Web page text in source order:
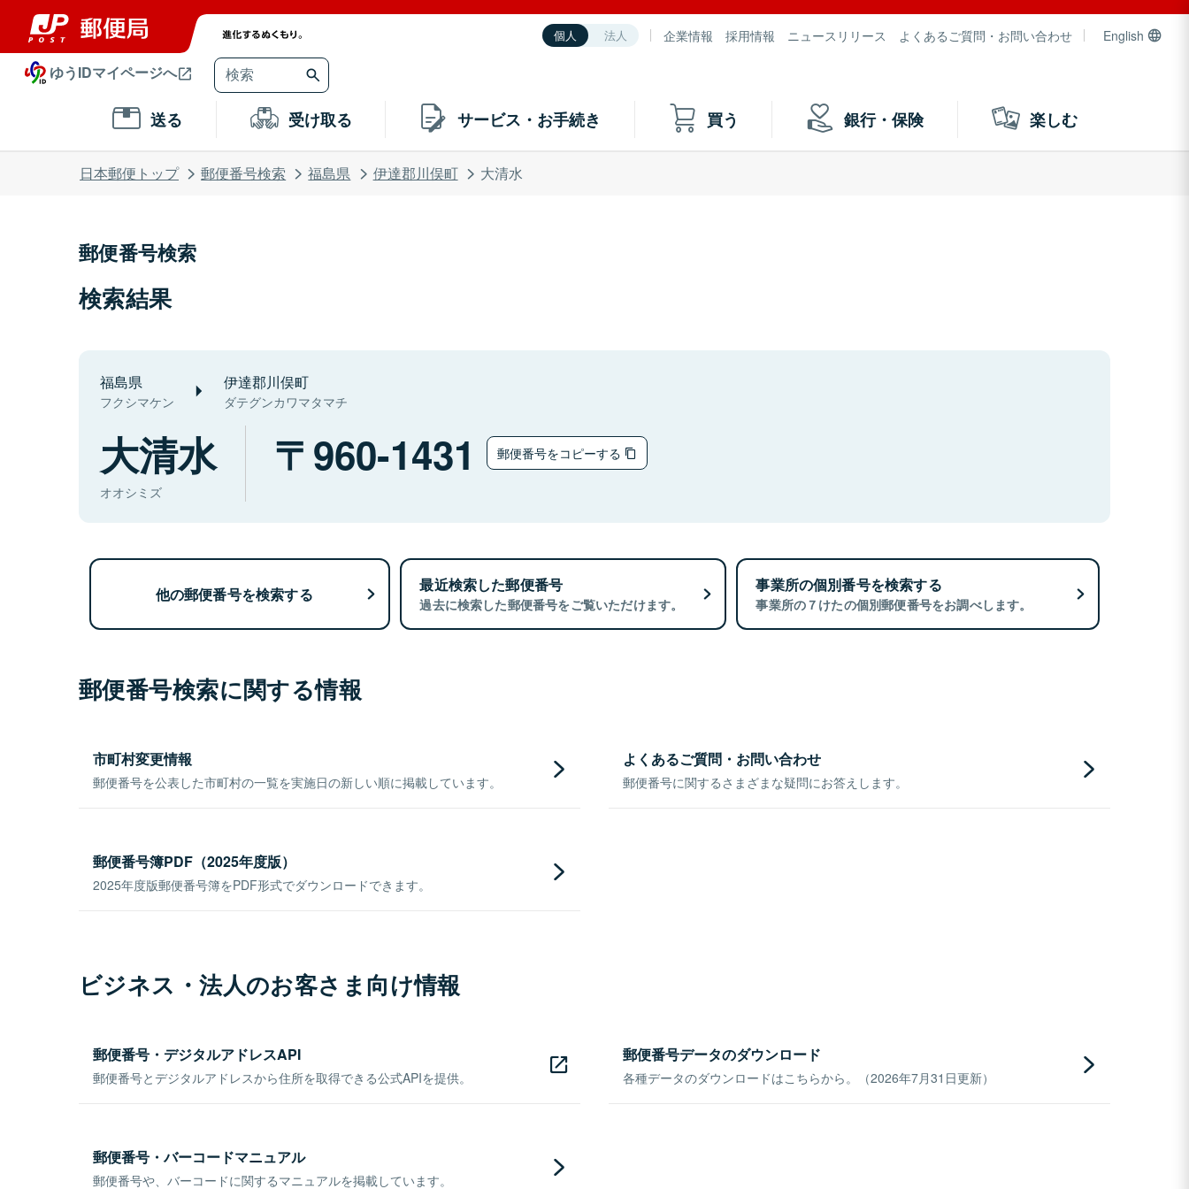
個人 法人 企業情報 採用情報 ニュースリリース よくあるご質問・お問い合わせ English
ゆうIDマイページへ
送る 受け取る サービス・お手続き 買う 銀行・保険 楽しむ
日本郵便トップ 郵便番号検索 福島県 伊達郡川俣町 大清水
郵便番号検索
検索結果
福島県
フクシマケン
伊達郡川俣町
ダテグンカワマタマチ
大清水
オオシミズ
960-1431 郵便番号をコピーする
他の郵便番号を検索する 最近検索した郵便番号
過去に検索した郵便番号をご覧いただけます。
事業所の個別番号を検索する
事業所の７けたの個別郵便番号をお調べします。
郵便番号検索に関する情報
市町村変更情報
郵便番号を公表した市町村の一覧を実施日の新しい順に掲載しています。
よくあるご質問・お問い合わせ
郵便番号に関するさまざまな疑問にお答えします。
郵便番号簿PDF（2025年度版）
2025年度版郵便番号簿をPDF形式でダウンロードできます。
ビジネス・法人のお客さま向け情報
郵便番号・デジタルアドレスAPI
郵便番号とデジタルアドレスから住所を取得できる公式APIを提供。
郵便番号データのダウンロード
各種データのダウンロードはこちらから。（2026年7月31日更新）
郵便番号・バーコードマニュアル
郵便番号や、バーコードに関するマニュアルを掲載しています。